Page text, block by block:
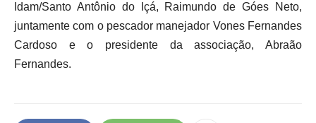
Idam/Santo Antônio do Içá, Raimundo de Góes Neto,
juntamente com o pescador manejador Vones Fernandes
Cardoso e o presidente da associação, Abraão
Fernandes.